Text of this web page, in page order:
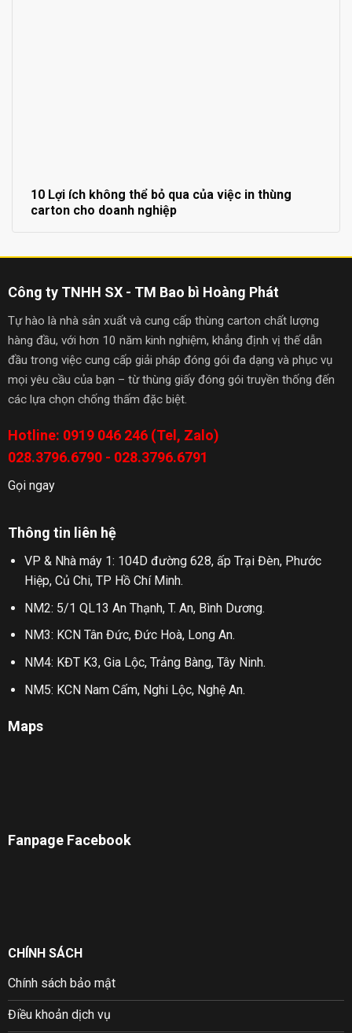
10 Lợi ích không thể bỏ qua của việc in thùng
carton cho doanh nghiệp
Công ty TNHH SX - TM Bao bì Hoàng Phát
Tự hào là nhà sản xuất và cung cấp thùng carton chất lượng
hàng đầu, với hơn 10 năm kinh nghiệm, khẳng định vị thế dẫn
đầu trong việc cung cấp giải pháp đóng gói đa dạng và phục vụ
mọi yêu cầu của bạn – từ thùng giấy đóng gói truyền thống đến
các lựa chọn chống thấm đặc biệt.
Hotline: 0919 046 246 (Tel, Zalo)
028.3796.6790 - 028.3796.6791
Gọi ngay
Thông tin liên hệ
VP & Nhà máy 1: 104D đường 628, ấp Trại Đèn, Phước
Hiệp, Củ Chi, TP Hồ Chí Minh.
NM2: 5/1 QL13 An Thạnh, T. An, Bình Dương.
NM3: KCN Tân Đức, Đức Hoà, Long An.
NM4: KĐT K3, Gia Lộc, Trảng Bàng, Tây Ninh.
NM5: KCN Nam Cấm, Nghi Lộc, Nghệ An.
Maps
Fanpage Facebook
CHÍNH SÁCH
Chính sách bảo mật
Điều khoản dịch vụ